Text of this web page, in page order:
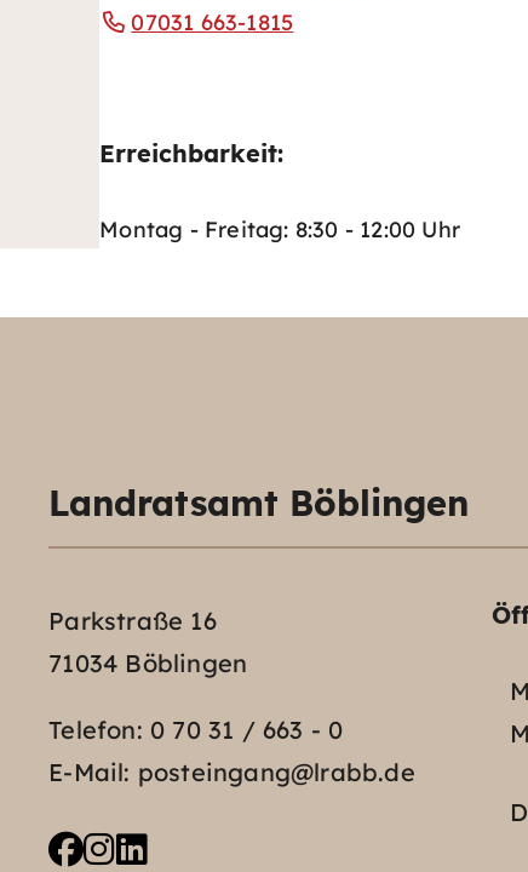
07031 663-1815
Erreichbarkeit:
Montag - Freitag: 8:30 - 12:00 Uhr
Landratsamt Böblingen
Parkstraße 16
71034 Böblingen
Telefon: 0 70 31 / 663 - 0
E-Mail: posteingang@lrabb.de